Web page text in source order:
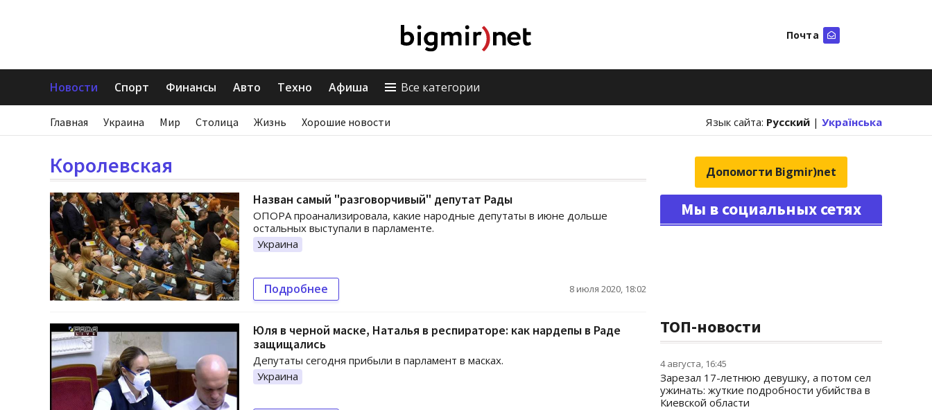
Почта
Новости Спорт Финансы Авто Техно Афиша Все категории
Главная Украина Мир Столица Жизнь Хорошие новости Язык сайта: Русский | Українська
Королевская
Назван самый "разговорчивый" депутат Рады
ОПОРА проанализировала, какие народные депутаты в июне дольше
остальных выступали в парламенте.
Украина
Подробнее 8 июля 2020, 18:02
Юля в черной маске, Наталья в респираторе: как нардепы в Раде
защищались
Депутаты сегодня прибыли в парламент в масках.
Украина
Допомогти Bigmir)net
Мы в социальных сетях
ТОП-новости
4 августа, 16:45
Зарезал 17-летнюю девушку, а потом сел
ужинать: жуткие подробности убийства в
Киевской области